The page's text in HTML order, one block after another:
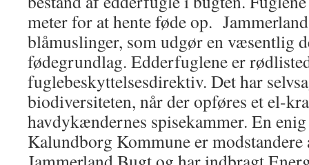
meter for at hente føde op.
blåmuslinger, som udgør en væsentlig
fødegrundlag. Edderfuglene er
fuglebeskyttelsesdirektiv. Det har
biodiversiteten, når der opføres et el-
havdykændernes spisekammer. En
Kalundborg Kommune er